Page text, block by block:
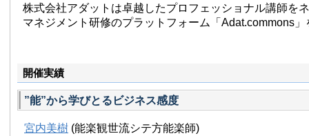
株式会社アダットは卓越したプロフェッショナル講師を
マネジメント研修のプラットフォーム「Adat.commons」
開催実績
”能”から学びとるビジネス感度
宮内美樹 (能楽観世流シテ方能楽師)